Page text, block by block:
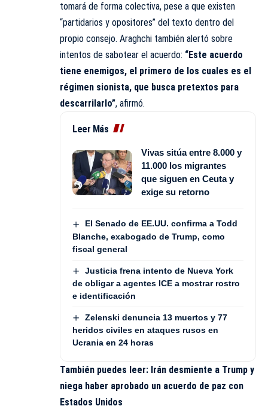
tomará de forma colectiva, pese a que existen
“partidarios y opositores” del texto dentro del
propio consejo. Araghchi también alertó sobre
intentos de sabotear el acuerdo: “Este acuerdo
tiene enemigos, el primero de los cuales es el
régimen sionista, que busca pretextos para
descarrilarlo”, afirmó.
Leer Más
Vivas sitúa entre 8.000 y
11.000 los migrantes
que siguen en Ceuta y
exige su retorno
El Senado de EE.UU. confirma a Todd
Blanche, exabogado de Trump, como
fiscal general
Justicia frena intento de Nueva York
de obligar a agentes ICE a mostrar rostro
e identificación
Zelenski denuncia 13 muertos y 77
heridos civiles en ataques rusos en
Ucrania en 24 horas
También puedes leer: Irán desmiente a Trump y
niega haber aprobado un acuerdo de paz con
Estados Unidos